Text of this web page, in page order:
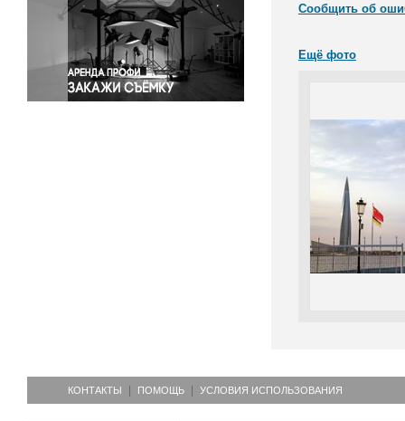
Спорт
Экология
Экономика и бизнес
Сообщить об
Ещё фото
КОНТАКТЫ ПОМОЩЬ УСЛОВИЯ ИСПОЛЬЗОВАНИЯ